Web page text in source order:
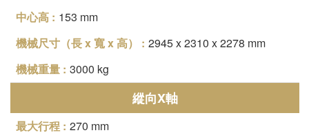
153 mm
2945 x 2310 x 2278 mm
3000 kg
縱向X軸
270 mm